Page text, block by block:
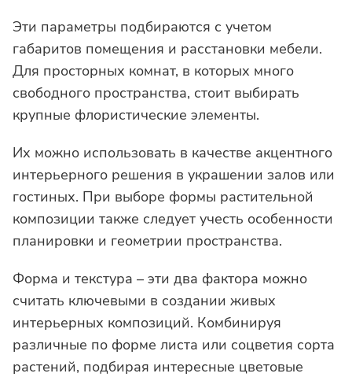
Эти параметры подбираются с учетом
габаритов помещения и расстановки мебели.
Для просторных комнат, в которых много
свободного пространства, стоит выбирать
крупные флористические элементы.
Их можно использовать в качестве акцентного
интерьерного решения в украшении залов или
гостиных. При выборе формы растительной
композиции также следует учесть особенности
планировки и геометрии пространства.
Форма и текстура – эти два фактора можно
считать ключевыми в создании живых
интерьерных композиций. Комбинируя
различные по форме листа или соцветия сорта
растений, подбирая интересные цветовые